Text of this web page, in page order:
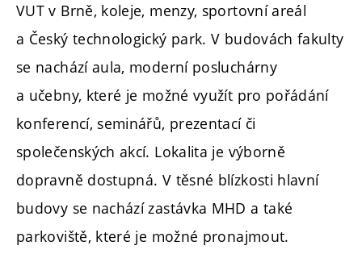
VUT v Brně, koleje, menzy, sportovní areál
a Český technologický park. V budovách fakulty
se nachází aula, moderní posluchárny
a učebny, které je možné využít pro pořádání
konferencí, seminářů, prezentací či
společenských akcí. Lokalita je výborně
dopravně dostupná. V těsné blízkosti hlavní
budovy se nachází zastávka MHD a také
parkoviště, které je možné pronajmout.